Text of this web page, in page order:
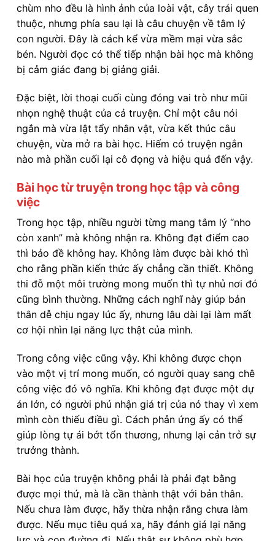
chùm nho đều là hình ảnh của loài vật, cây trái quen
thuộc, nhưng phía sau lại là câu chuyện về tâm lý
con người. Đây là cách kể vừa mềm mại vừa sắc
bén. Người đọc có thể tiếp nhận bài học mà không
bị cảm giác đang bị giảng giải.
Đặc biệt, lời thoại cuối cùng đóng vai trò như mũi
nhọn nghệ thuật của cả truyện. Chỉ một câu nói
ngắn mà vừa lật tẩy nhân vật, vừa kết thúc câu
chuyện, vừa mở ra bài học. Hiếm có truyện ngắn
nào mà phần cuối lại cô đọng và hiệu quả đến vậy.
Bài học từ truyện trong học tập và công
việc
Trong học tập, nhiều người từng mang tâm lý “nho
còn xanh” mà không nhận ra. Không đạt điểm cao
thì bảo đề không hay. Không làm được bài khó thì
cho rằng phần kiến thức ấy chẳng cần thiết. Không
thi đỗ một môi trường mong muốn thì tự nhủ nơi đó
cũng bình thường. Những cách nghĩ này giúp bản
thân dễ chịu ngay lúc ấy, nhưng lâu dài lại làm mất
cơ hội nhìn lại năng lực thật của mình.
Trong công việc cũng vậy. Khi không được chọn
vào một vị trí mong muốn, có người quay sang chê
công việc đó vô nghĩa. Khi không đạt được một dự
án lớn, có người phủ nhận giá trị của nó thay vì xem
mình còn thiếu điều gì. Cách phản ứng ấy có thể
giúp lòng tự ái bớt tổn thương, nhưng lại cản trở sự
trưởng thành.
Bài học của truyện không phải là phải đạt bằng
được mọi thứ, mà là cần thành thật với bản thân.
Nếu chưa làm được, hãy thừa nhận rằng chưa làm
được. Nếu mục tiêu quá xa, hãy đánh giá lại năng